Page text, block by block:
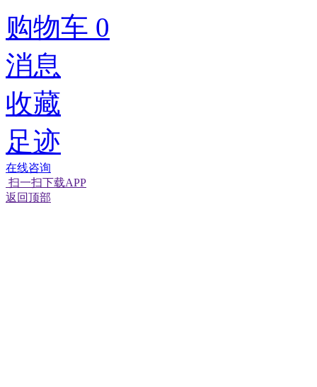
购物车 0
消息
收藏
足迹
在线咨询
扫一扫下载APP
返回顶部